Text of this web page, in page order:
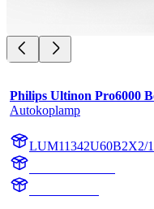
Philips Ultinon Pro6000
Autokoplamp
LUM11342U60B2X2/